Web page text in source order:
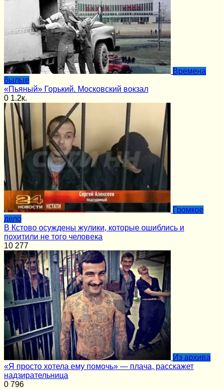
Времена
былые
«Пьяный» Горький. Московский вокзал
0 1.2к.
Громкое
дело
В Кстово осуждены жулики, которые ошиблись и
похитили не того человека
10 277
Из архива
«Я просто хотела ему помочь» — плача, расскажет
надзирательница
0 796